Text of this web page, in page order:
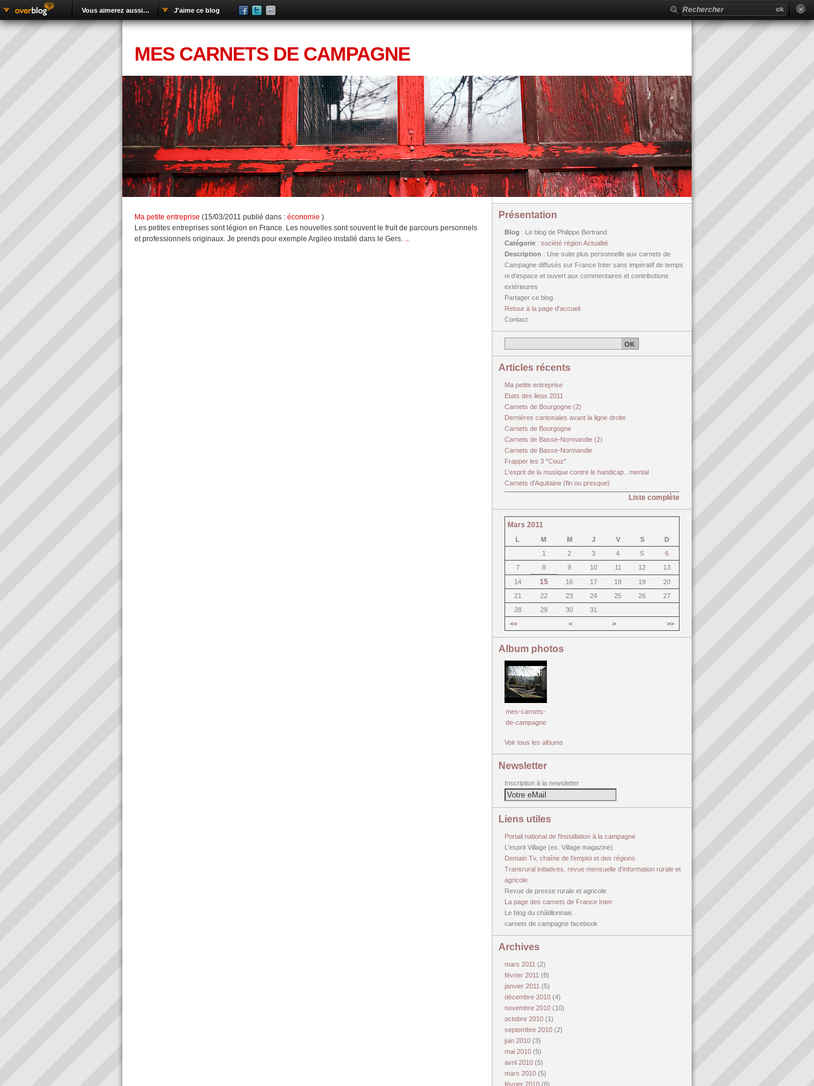
MES CARNETS DE CAMPAGNE
Ma petite entreprise (15/03/2011 publié dans : économie )
Les petites entreprises sont légion en France. Les nouvelles sont souvent le fruit de parcours personnels
et professionnels originaux. Je prends pour exemple Argileo installé dans le Gers. ...
Présentation
Blog : Le blog de Philippe Bertrand
Catégorie : société régionActualité
Description : Une suite plus personnelle aux carnets de
Campagne diffusés sur France Inter sans impératif de temps
ni d'espace et ouvert aux commentaires et contributions
extérieures
Partager ce blog
Retour à la page d'accueil
Contact
Articles récents
Ma petite entreprise
Etats des lieux 2011
Carnets de Bourgogne (2)
Dernières cantonales avant la ligne droite
Carnets de Bourgogne
Carnets de Basse-Normandie (2)
Carnets de Basse-Normandie
Frapper les 3 "Couz"
L'esprit de la musique contre le handicap...mental
Carnets d'Aquitaine (fin ou presque)
Liste complète
Mars 2011
L M M J V S
D
1
2 3 4 5
6
7
8 9 10 11 12
13
14
15 16 17 18 19
20
21
22 23 24 25 26
27
28
29 30
31
<<
< > >>
Album photos
mes-carnets-
de-campagne
Voir tous les albums
Newsletter
Inscription à la newsletter
Liens utiles
Portail national de l'installation à la campagne
L'esprit Village (ex. Village magazine)
Demain Tv, chaîne de l'emploi et des régions
Transrural initiatives, revue mensuelle d'information rurale et
agricole
Revue de presse rurale et agricole
La page des carnets de France Inter
Le blog du châtillonnais
carnets de campagne facebook
Archives
mars 2011 (2)
février 2011 (8)
janvier 2011 (5)
décembre 2010 (4)
novembre 2010 (10)
octobre 2010 (1)
septembre 2010 (2)
juin 2010 (3)
mai 2010 (5)
avril 2010 (5)
mars 2010 (5)
février 2010 (8)
Vous aimerez aussi… J'aime ce blog